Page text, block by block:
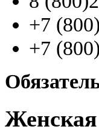
+7 (800
+7 (800